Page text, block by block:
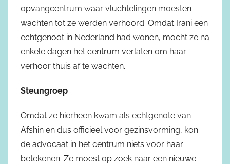
opvangcentrum waar vluchtelingen moesten
wachten tot ze werden verhoord. Omdat Irani een
echtgenoot in Nederland had wonen, mocht ze na
enkele dagen het centrum verlaten om haar
verhoor thuis af te wachten.
Steungroep
Omdat ze hierheen kwam als echtgenote van
Afshin en dus officieel voor gezinsvorming, kon
de advocaat in het centrum niets voor haar
betekenen. Ze moest op zoek naar een nieuwe